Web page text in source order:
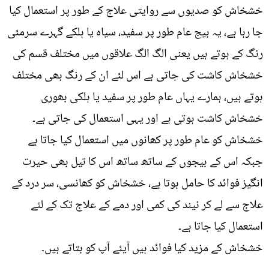
خشخاش کو صدیوں سے روایتی علاج کے طور پر استعمال کیا
جا رہا ہے، یہ بیج عام طور پر سفید، سیاہ یا ہلکے گہرے سرمئی
رنگ کے ہوتے ہیں یعنی الگ الگ علاقوں میں مختلف قسم کی
خشخاش کاشت کی جاتی ہے اس لئے ان کے رنگ بھی مختلف
ہوتے ہیں، ہمارے یہاں عام طور پر سفید یا ہلکی بھوری
خشخاش کاشت ہوتی ہے اور یہی استعمال کی جاتی ہے۔
خشخاش کو عام طور پر کھانوں میں استعمال کیا جاتا ہے
جبکہ اس کے بیجوں کے ساتھ ساتھ اس کا تیل بھی حیرت
انگیز فوائد کا حامل ہوتا ہے، خشخاش کو کھانسی، سر درد کے
علاج سے لے کر نیند کی کمی اور دمے کے علاج تک کے لئے
استعمال کیا جاتا ہے۔
خشخاش کے مزید کیا فوائد ہیں آیئے آپ کو بتاتے ہیں۔